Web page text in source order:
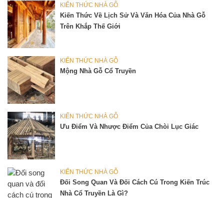
KIẾN THỨC NHÀ GỖ
Kiến Thức Về Lịch Sử Và Văn Hóa Của Nhà Gỗ
Trên Khắp Thế Giới
KIẾN THỨC NHÀ GỖ
Mộng Nhà Gỗ Cổ Truyền
KIẾN THỨC NHÀ GỖ
Ưu Điểm Và Nhược Điểm Của Chòi Lục Giác
KIẾN THỨC NHÀ GỖ
Đối Song Quan Và Đối Cách Cú Trong Kiến Trúc
Nhà Cổ Truyền Là Gì?